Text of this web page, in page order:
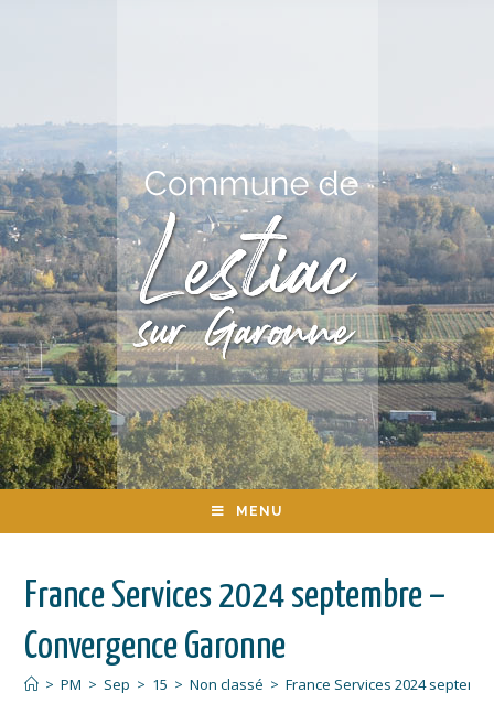
MENU
France Services 2024 septembre –
Convergence Garonne
> PM > Sep > 15 > Non classé > France Services 2024